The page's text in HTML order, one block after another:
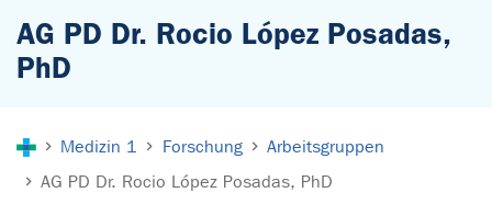
AG PD Dr. Rocio López Posadas,
PhD
Medizin 1 Forschung
Arbeitsgruppen
AG PD Dr. Rocio López Posadas, PhD